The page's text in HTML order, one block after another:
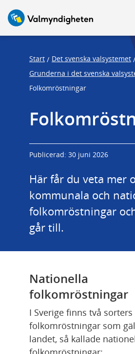
Start / Det svenska valsystemet /
Grunderna i det svenska
Folkomröstningar
Publicerad: 30 juni 2026
Här får du veta mer
kommunala och
folkomröstningar
går till.
Nationella
folkomröstningar
I Sverige finns två sorters
folkomröstningar som
landet, så kallade
c
c